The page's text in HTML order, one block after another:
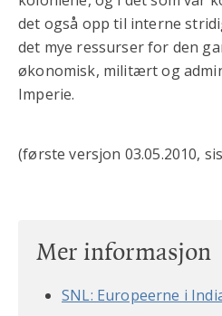
det også opp til interne
det mye ressurser for den
økonomisk, militært og
Imperie.
(første versjon 03.05.2010,
Mer informasjon
SNL: Europeerne i